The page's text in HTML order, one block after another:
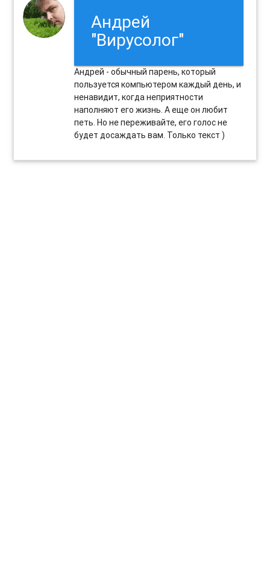
Андрей
"Вирусолог"
Андрей - обычный парень, который
пользуется компьютером каждый день, и
ненавидит, когда неприятности
наполняют его жизнь. А еще он любит
петь. Но не переживайте, его голос не
будет досаждать вам. Только текст )